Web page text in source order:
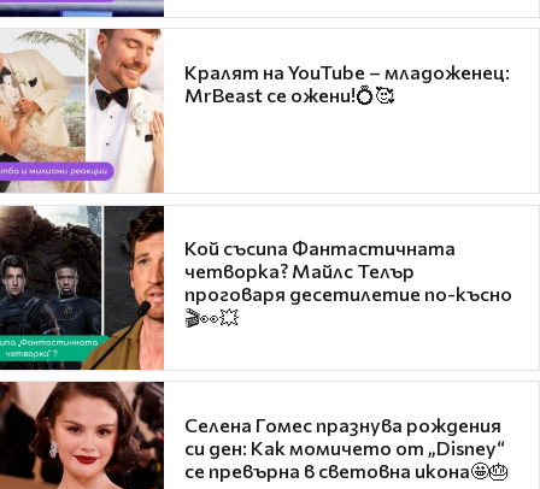
Кралят на YouTube – младоженец:
MrBeast се ожени!💍🥰
Кой съсипа Фантастичната
четворка? Майлс Телър
проговаря десетилетие по-късно
🎬👀💥
Селена Гомес празнува рождения
си ден: Как момичето от „Disney“
се превърна в световна икона🤩🎂